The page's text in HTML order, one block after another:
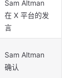
Sam Altman
在 X 平台的发
言
Sam Altman
确认